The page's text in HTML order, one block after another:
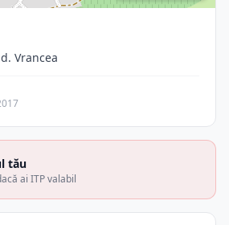
Vrancea
tău
ai ITP valabil